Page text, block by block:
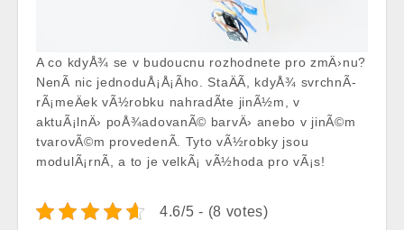
A co kdyÅ¾ se v budoucnu rozhodnete pro zmÄ›nu?
NenÃ­ nic jednoduÅ¡Å¡Ã­ho. StaÄÃ­, kdyÅ¾ svrchnÃ­
rÃ¡meÄek vÃ½robku nahradÃ­te jinÃ½m, v
aktuÃ¡lnÄ› poÅ¾adovanÃ© barvÄ› anebo v jinÃ©m
tvarovÃ©m provedenÃ­. Tyto vÃ½robky jsou
modulÃ¡rnÃ­, a to je velkÃ¡ vÃ½hoda pro vÃ¡s!
4.6/5 - (8 votes)